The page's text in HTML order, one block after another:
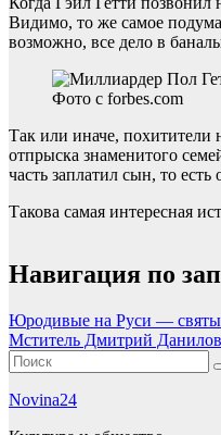
Видимо, то же самое
возможно, все дело в
Фото с forbes.com
Так или иначе, похитители
отпрыска знаменитого
часть заплатил сын, то
Такова самая интересная
Навигация по
Юродивые на Руси —
Мститель Дмитрий
Novina24